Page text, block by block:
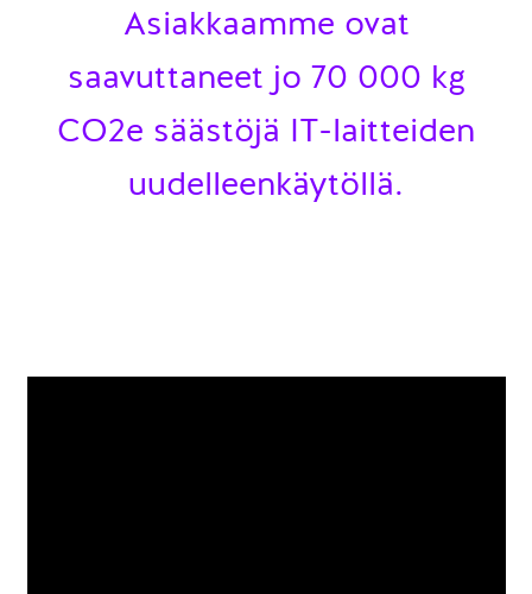
Asiakkaamme ovat
saavuttaneet jo 70 000 kg
CO2e säästöjä IT-laitteiden
uudelleenkäytöllä.